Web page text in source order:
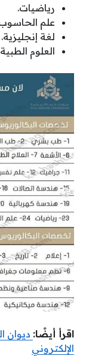
رياضيات.
علم
لغة إنجليزية.
العلوم
اقرأ أيضًا: ديوان
الإلكتروني